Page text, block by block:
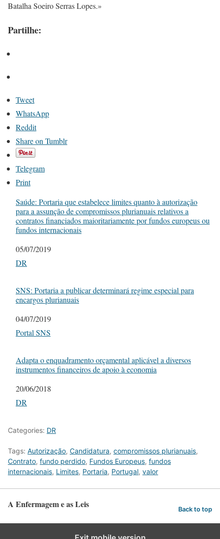
Batalha Soeiro Serras Lopes.»
Partilhe:
Tweet
WhatsApp
Reddit
Share on Tumblr
Telegram
Print
Saúde: Portaria que estabelece limites quanto à autorização
para a assunção de compromissos plurianuais relativos a
contratos financiados maioritariamente por fundos europeus ou
fundos internacionais
Date
05/07/2019
In relation to
DR
SNS: Portaria a publicar determinará regime especial para
encargos plurianuais
Date
04/07/2019
In relation to
Portal SNS
Adapta o enquadramento orçamental aplicável a diversos
instrumentos financeiros de apoio à economia
Date
20/06/2018
In relation to
DR
Categories: DR
Tags: Autorização, Candidatura, compromissos plurianuais,
Contrato, fundo perdido, Fundos Europeus, fundos
internacionais, Limites, Portaria, Portugal, valor
A Enfermagem e as Leis Back to top